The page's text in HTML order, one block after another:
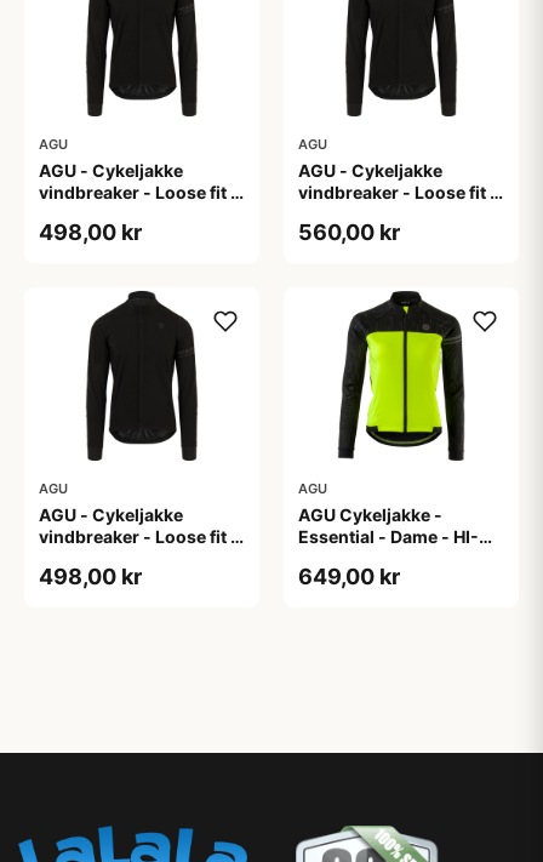
AGU
AGU - Cykeljakke
vindbreaker - Loose fit -
498,00 kr
AGU
AGU - Cykeljakke
vindbreaker - Loose fit -
560,00 kr
AGU
AGU - Cykeljakke
vindbreaker - Loose fit -
498,00 kr
AGU
AGU Cykeljakke -
Essential - Dame - HI-
649,00 kr